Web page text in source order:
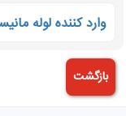
وارد کننده لوله